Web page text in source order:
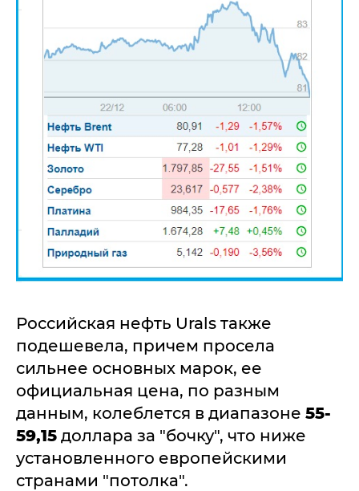
Российская нефть Urals также
подешевела, причем просела
сильнее основных марок, ее
официальная цена, по разным
данным, колеблется в диапазоне 55-
59,15 доллара за "бочку", что ниже
установленного европейскими
странами "потолка".